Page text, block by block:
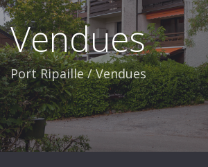
Vendues
Port Ripaille/Vendues